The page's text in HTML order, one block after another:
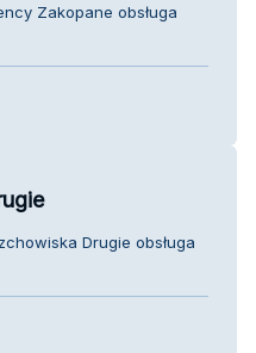
Zakopane obsługa
Drugie obsługa